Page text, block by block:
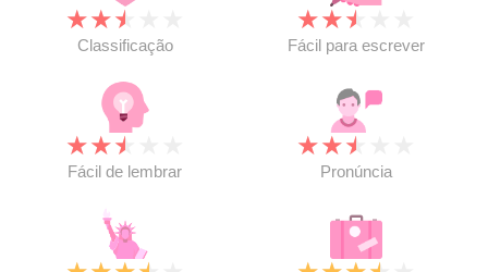
★★★
Classificação
★★★
Fácil para escrever
★★★
Fácil de lembrar
★★★
Pronúncia